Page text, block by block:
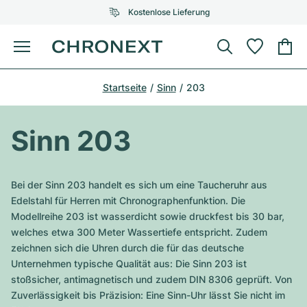
Kostenlose Lieferung
Menü
AUSGEWÄHLTE MARKEN
Alle Rolex Modelle
Top-Modelle
Air-King
Omega
Alle Omega Modelle
Top-Modelle
Patek Philippe
Alle Patek Philippe Modelle
Top-Modelle
Audemars Piguet
Alle Audemars Piguet Modelle
Cartier
Breitling
Certified Pre-Owned
Schmuck
AUSGEWÄHLTE MARKEN
Tiffany
Louis Vuitton
Gebauer & Gebauer
Van Cleef & Arpels
Bvlgari
Neuzugänge
Service
Startseite Sinn 203
Sinn 203
Bei der Sinn 203 handelt es sich um eine Taucheruhr aus
Edelstahl für Herren mit Chronographenfunktion. Die
Modellreihe 203 ist wasserdicht sowie druckfest bis 30 bar,
welches etwa 300 Meter Wassertiefe entspricht. Zudem
zeichnen sich die Uhren durch die für das deutsche
Unternehmen typische Qualität aus: Die Sinn 203 ist
stoßsicher, antimagnetisch und zudem DIN 8306 geprüft. Von
Zuverlässigkeit bis Präzision: Eine Sinn-Uhr lässt Sie nicht im